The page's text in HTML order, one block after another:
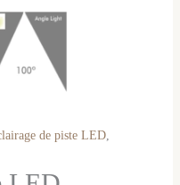
de piste LED,